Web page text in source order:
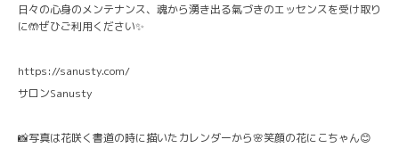
日々の心身のメンテナンス、魂から湧き出る氣づきのエッセンスを受け取り
に🤲ぜひご利用ください✨
https://sanusty.com/
サロンSanusty
📸写真は花咲く書道の時に描いたカレンダーから🌸笑顔の花にこちゃん😊